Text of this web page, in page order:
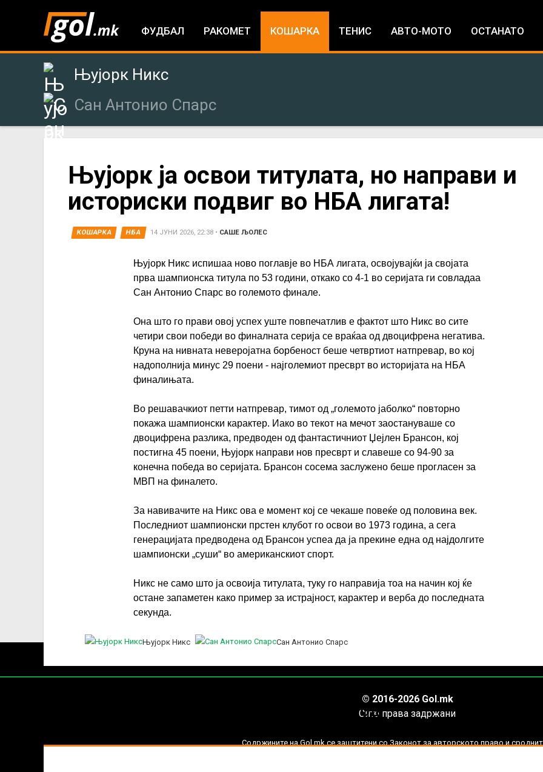
ФУДБАЛ РАКОМЕТ КОШАРКА ТЕНИС АВТО-МОТО ОСТАНАТО
Њујорк Никс
Сан Антонио Спарс
here
Њујорк ја освои титулата, но направи и
историски подвиг во НБА лигата!
КОШАРКА НБА 14 ЈУНИ 2026, 22:38 • САШЕ ЉОЛЕС
Њујорк Никс испишаа ново поглавје во НБА лигата, освојувајќи ја својата
прва шампионска титула по 53 години, откако со 4-1 во серијата ги совладаа
Сан Антонио Спарс во големото финале.
Она што го прави овој успех уште повпечатлив е фактот што Никс во сите
четири свои победи во финалната серија се враќаа од двоцифрена негатива.
Круна на нивната неверојатна борбеност беше четвртиот натпревар, во кој
надополнија минус 29 поени - најголемиот пресврт во историјата на НБА
финалињата.
Во решавачкиот петти натпревар, тимот од „големото јаболко“ повторно
покажа шампионски карактер. Иако во текот на мечот заостануваше со
двоцифрена разлика, предводен од фантастичниот Џејлен Брансон, кој
постигна 45 поени, Њујорк направи нов пресврт и славеше со 94-90 за
конечна победа во серијата. Брансон сосема заслужено беше прогласен за
МВП на финалето.
За навивачите на Никс ова е момент кој се чекаше повеќе од половина век.
Последниот шампионски прстен клубот го освои во 1973 година, а сега
генерацијата предводена од Брансон успеа да ја прекине една од најдолгите
шампионски „суши“ во американскиот спорт.
Никс не само што ја освоија титулата, туку го направија тоа на начин кој ќе
остане запаметен како пример за истрајност, карактер и верба до последната
секунда.
Њујорк Никс Сан Антонио Спарс
Најнови вести од
© 2016-2026 Gol.mk
Сите права задржани
Содржините на Gol.mk се заштитени со Законот за авторското право и